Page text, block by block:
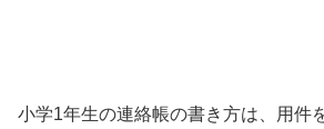
小学1年生の連絡帳の書き方は、用件